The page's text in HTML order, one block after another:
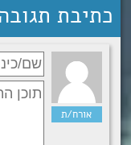
כתיבת תגובה